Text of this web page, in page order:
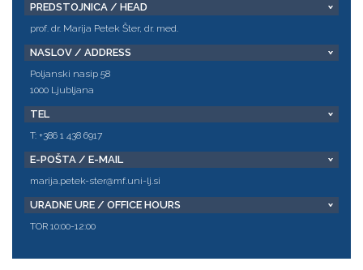
PREDSTOJNICA / HEAD
prof. dr. Marija Petek Šter, dr. med.
NASLOV / ADDRESS
Poljanski nasip 58
1000 Ljubljana
TEL
T: +386 1 438 6917
E-POŠTA / E-MAIL
marija.petek-ster@mf.uni-lj.si
URADNE URE / OFFICE HOURS
TOR 10:00-12:00